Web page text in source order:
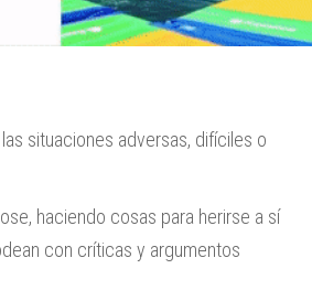
situaciones adversas, difíciles o
haciendo cosas para herirse a sí
con críticas y argumentos